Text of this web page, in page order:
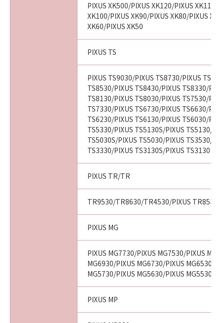
PIXUS XK500/PIXUS XK120/PIXUS XK110/
XK100/PIXUS XK90/PIXUS XK80/PIXUS
XK60/PIXUS XK50
PIXUS TS
PIXUS TS9030/PIXUS TS8730/PIXUS
TS8530/PIXUS TS8430/PIXUS TS8330/
TS8130/PIXUS TS8030/PIXUS TS7530/
TS7330/PIXUS TS6730/PIXUS TS6630/
TS6230/PIXUS TS6130/PIXUS TS6030/
TS5330/PIXUS TS5130S/PIXUS TS5130/
TS5030S/PIXUS TS5030/PIXUS TS3530/
TS3330/PIXUS TS3130S/PIXUS TS3130
PIXUS TR/TR
TR9530/TR8630/TR4530/PIXUS
PIXUS MG
PIXUS MG7730/PIXUS MG7530/PIXUS
MG6930/PIXUS MG6730/PIXUS MG6530/
MG5730/PIXUS MG5630/PIXUS MG5530/
PIXUS MP